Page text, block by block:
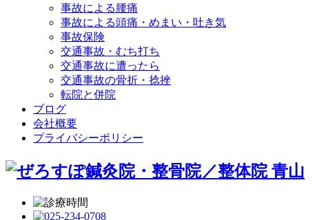
事故による腰痛
事故による頭痛・めまい・吐き気
事故保険
交通事故・むち打ち
交通事故に遭ったら
交通事故の骨折・捻挫
転院と併院
ブログ
会社概要
プライバシーポリシー